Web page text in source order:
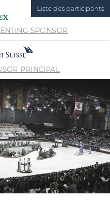
SPONSOR
PRINCIPAL
Liste des participants